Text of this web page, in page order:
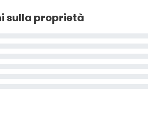
sulla proprietà